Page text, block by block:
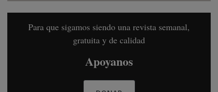
Para que sigamos siendo una revista semanal,
gratuita y de calidad
Apoyanos